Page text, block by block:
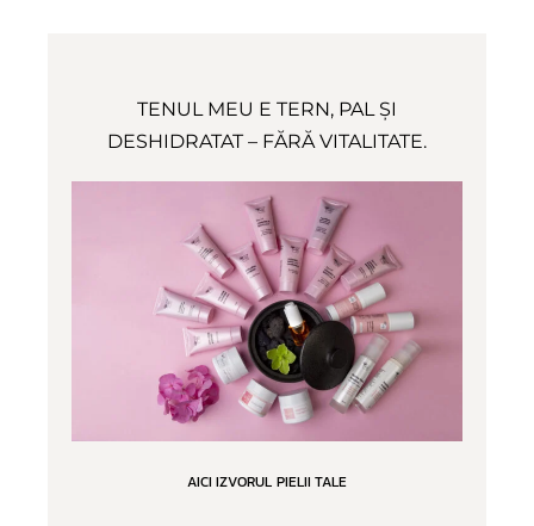
TENUL MEU E TERN, PAL ȘI
DESHIDRATAT – FĂRĂ VITALITATE.
AICI IZVORUL PIELII TALE